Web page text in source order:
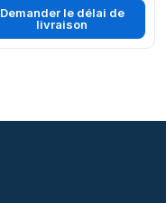
Demander le délai de
livraison